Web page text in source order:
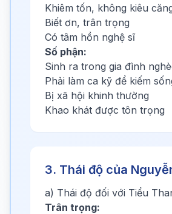
Khiêm tốn, không kiêu
Biết ơn, trân trọng
Có tâm hồn nghệ sĩ
Số phận:
Sinh ra trong gia đình
Phải làm ca kỹ để kiếm
Bị xã hội khinh thường
Khao khát được tôn trọng
3. Thái độ của
a) Thái độ đối với Tiểu
Trân trọng: